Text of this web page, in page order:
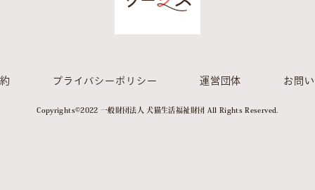
プライバシーポリシー 運営団体 お問
Copyrights©︎2022 一般財団法人 犬猫生活福祉財団 All Rights Reserved.